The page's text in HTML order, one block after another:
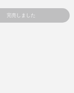
完売しました